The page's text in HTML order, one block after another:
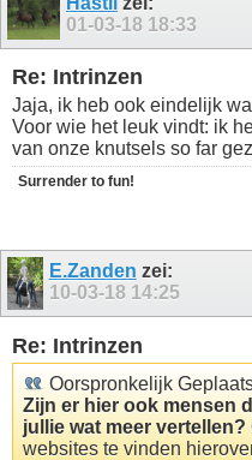
01-03-18 18:33
Re: Intrinzen
Jaja, ik heb ook eindelijk
Voor wie het leuk vindt: ik
van onze knutsels so far
Surrender to fun!
E.Zanden zei:
10-03-18 14:25
Re: Intrinzen
Oorspronkelijk
Zijn er hier ook mensen
jullie wat meer vertellen?
websites te vinden